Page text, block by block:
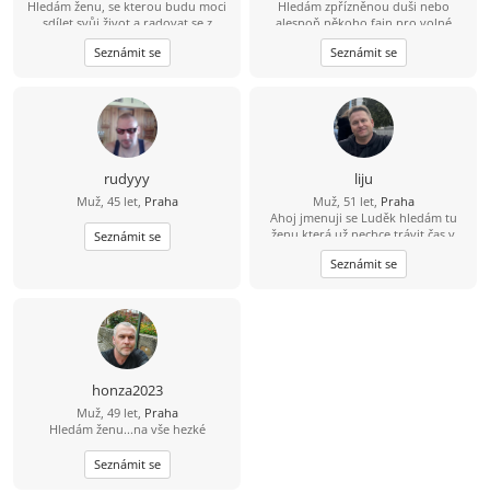
Hledám ženu, se kterou budu moci
sdílet svůj život a radovat se z
každého nového dne v její
společnosti
Seznámit se
Hledám zpřízněnou duši nebo
alespoň někoho fajn pro volné
chvíle. ????
Seznámit se
rudyyy
Muž, 45 let, Praha
Seznámit se
liju
Muž, 51 let, Praha
Ahoj jmenuji se Luděk hledám tu
ženu která už nechce trávit čas v
samotě život je krátký pojďme si ho
pořádně užít :-) .
Seznámit se
honza2023
Muž, 49 let, Praha
Hledám ženu...na vše hezké
Seznámit se